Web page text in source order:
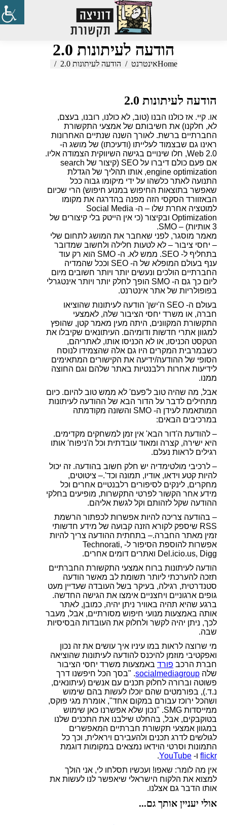
Search:
הודעה לעיתונות 2.0
You are here:
Homeאינטרנט הודעה לעיתונות 2.0
הודעה לעיתונות 2.0
או. קיי. אז כולנו הבנו (טוב, לא כולנו, רובנו, בעצם,
לא, חלקנו) את חשיבותם של אמצעי התקשורת
החברתיים ברשת. לאורך השנה שנתיים האחרונות
ראינו גם שבצמוד לעלייתו (ודעיכתו) של מושג ה-
Web 2.0, חלו שינויים בגישה השיווקית הצמודה אליו.
אם פעם כולם דיברו על SEO (קיצור של search
engine optimization, אותו תהליך של הגדלת
התנועה לאתר כלשהו על ידי מיקומו גבוה ככל
שאפשר בתוצאות החיפוש במנוע חיפוש) הרי שכיום
הבאזוורד הסקסי הזה מפנה בהדרגה את מקומו
למוטציה אחרת שלו – ה- Social Media
Optimization ובקיצור (כי אין הייטק בלי קיצורים של
3 אותיות) –
SMO
.
מאמר מוסגר, לפני שאחבר את המושג לתחום שלי
– יחסי ציבור – לא לטעות חלילה ולחשוב שמדובר
בתחליף ל- SEO. ממש לא. ה- SMO הוא רק עוד
ענף בעולם המופלא של ה- SEO וככל שהמדיה
החברתיים הולכים ונעשים יותר ויותר חשובים מיום
ליום כך גם ה- SMO הופך לחלק יותר ויותר אינטגרלי
בפופולריות של אתר אינטרנט.
בעולם ה- SEO ה'ישן' הודעה לעיתונות שהוציאו
חברה, או משרד יחסי הציבור שלה, לאמצעי
התקשורת המקוונים, היתה מעין מאמר קטן, שהופץ
למגוון אתרי חדשות ודומיהם. העיתונאים שקיבלו את
הטקסט הכניסו, או לא הכניסו אותו, לאתריהם,
כשבמרבית המקרים היו גם אלה שהצמידו לנוסח
הסופי של ההודעה/ידיעה את הקישורים המתאימים
לידיעות אחרות רלבנטיות באתר שלהם וגם החוצה
ממנו.
אבל, מה שהיה טוב ל'פעם' לא ממש טוב להיום. כיום
מתחילים לדבר על הדור הבא של ההודעה לעיתונות
המותאמת לעידן ה- SMO והשונה מקודמתה
במרכיבים הבאים:
– להודעת ה'דור הבא' אין זמן למשחקים מקדימים.
היא ישירה, קצרה ומאוד עובדתית וכל ה'ניפוח' אותו
רגילים לראות נעלם.
– לרכיבי מולטימדיה יש חלק חשוב בהודעה. זה יכול
להיות קטע וידאו, אודיו, תמונה וכד'.– ציטוטים,
מחקרים, לינקים לסיפורים רלבנטיים אחרים וכל
מידע אחר הקשור לפרטי התקשרות, מופיעים בחלקי
ההודעה שקל לזהותם וקל לגשת אליהם.
– בהודעה צריכה להיות אפשרות לכפתור הרשמת
RSS שיספק לקורא הזנה קבועה של מידע חדשותי
זמין מאתר החברה.– בתחתית ההודעה צריך להיות
אפשרות להוספת הסיפור ל- Technorati,
Del.icio.us, Digg ואתרים דומים אחרים.
הודעה לעיתונות ברוח אמצעי התקשורת החברתיים
תזכה להערכתי ליותר תשומת לב מאשר הודעה
סטנדרטית, רגילה, בעיקר בשל העובדה שעדיין מעט
גופים ארגוניים ויחצניים אימצו את הגישה החדשה.
ברגע שהיא תהיה באוויר ניתן יהיה, כמובן, לאתר
אותה באמצעות מנועי חיפוש מסורתיים, אבל, מעבר
לכך, ניתן יהיה לקשר ולחלוק את העובדות הבסיסיות
שבה.
מי שרוצה לראות במו עיניו איך עושים את זה נכון
ואפקטיבי מוזמן להיכנס להודעה לעיתונות שהוציאה
חברת הרכב פורד באמצעות משרד יחסי הציבור
שלה socialmediagroup. "בסך הכל חיפשנו דרך
פשוטה וברורה לחלוק תכנים עם אנשים (עיתונאים,
נ.ד.), בפורמטים שהם יוכלו לעשות בהם שימוש
ושהכל ירוכז עבורם במקום אחד", אומרת מגי פוקס,
ממייסדות SMG. "נכון שלא אפשרנו כאן שימוש
בטוקבקים, אבל, בהחלט שילבנו את התכנים שלנו
במגוון אמצעי תקשורת חברתיים המאפשרים
לגולשים לדרג תכנים ולהעבירם ויראלית, וכך כל
התמונות וסרטי הוידאו נמצאים במקומות דוגמת
flickr ו- YouTube
.
אין מה לומר: שאפו! ועכשיו תסלחו לי, אני הולך
למצוא את הלקוח הישראלי שיאפשר לנו לעשות את
אותו הדבר גם אצלנו.
אולי יעניין אותך גם...